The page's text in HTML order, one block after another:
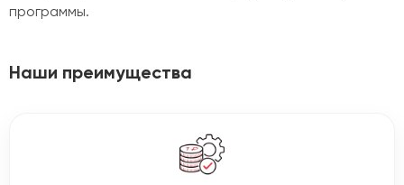
программы.
Наши преимущества